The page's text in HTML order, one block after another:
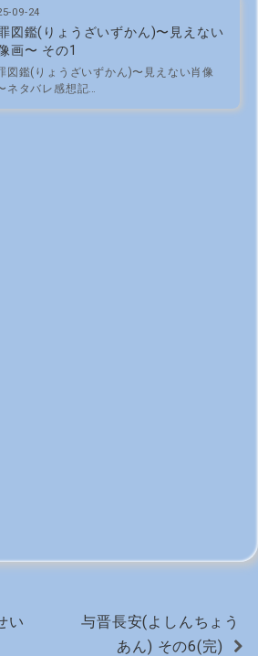
09-24
図鑑(りょうざいずかん)〜見えない
画〜 その1
図鑑(りょうざいずかん)〜見えない肖像
ネタバレ感想記…
い
与晋長安(よしんちょう
あん) その6(完)